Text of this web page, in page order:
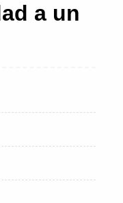
a un